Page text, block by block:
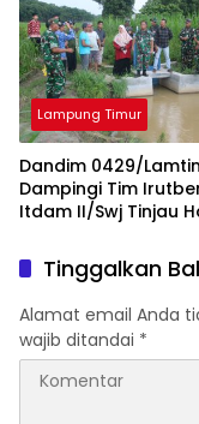
Lampung Timur
Dandim 0429/
Dampingi Tim
Itdam II/Swj Tinjau
Tinggalkan
Alamat email Anda
wajib ditandai *